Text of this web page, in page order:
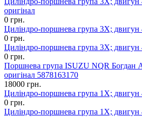
оригінал
0 грн.
Циліндро-поршнева група 3X;
0 грн.
Циліндро-поршнева група 3X; двигун
0 грн.
Поршнева група ISUZU NQR Богдан
оригінал 5878163170
18000 грн.
Циліндро-поршнева група 1X;
0 грн.
Циліндро-поршнева група 1X; двигун